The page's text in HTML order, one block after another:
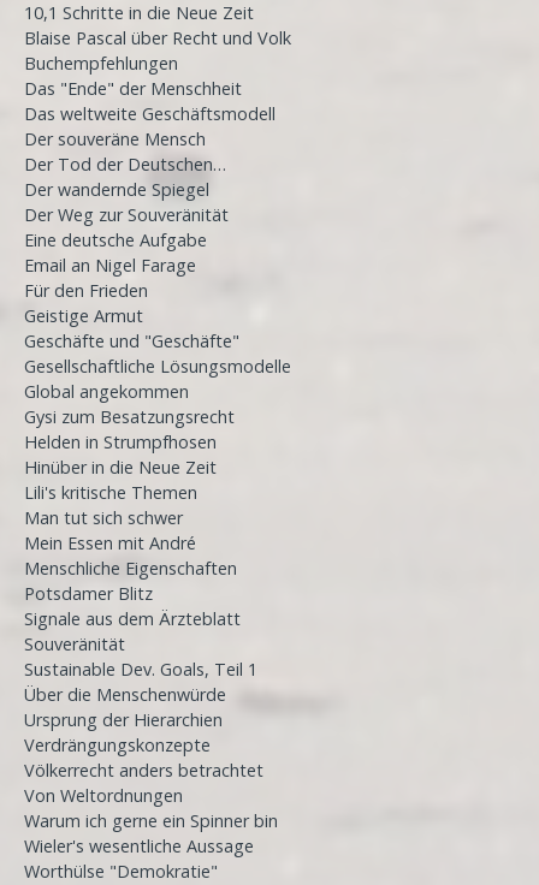
10,1 Schritte in die Neue Zeit
Blaise Pascal über Recht und Volk
Buchempfehlungen
Das "Ende" der Menschheit
Das weltweite Geschäftsmodell
Der souveräne Mensch
Der Tod der Deutschen…
Der wandernde Spiegel
Der Weg zur Souveränität
Eine deutsche Aufgabe
Email an Nigel Farage
Für den Frieden
Geistige Armut
Geschäfte und "Geschäfte"
Gesellschaftliche Lösungsmodelle
Global angekommen
Gysi zum Besatzungsrecht
Helden in Strumpfhosen
Hinüber in die Neue Zeit
Lili's kritische Themen
Man tut sich schwer
Mein Essen mit André
Menschliche Eigenschaften
Potsdamer Blitz
Signale aus dem Ärzteblatt
Souveränität
Sustainable Dev. Goals, Teil 1
Über die Menschenwürde
Ursprung der Hierarchien
Verdrängungskonzepte
Völkerrecht anders betrachtet
Von Weltordnungen
Warum ich gerne ein Spinner bin
Wieler's wesentliche Aussage
Worthülse "Demokratie"